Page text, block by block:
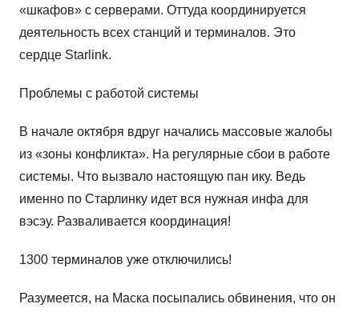
«шкафов» с серверами. Оттуда координируется
деятельность всех станций и терминалов. Это
сердце Starlink.
Проблемы с работой системы
В начале октября вдруг начались массовые жалобы
из «зоны конфликта». На регулярные сбои в работе
системы. Что вызвало настоящую пан ику. Ведь
именно по Старлинку идет вся нужная инфа для
вэсэу. Разваливается координация!
1300 терминалов уже отключились!
Разумеется, на Маска посыпались обвинения, что он